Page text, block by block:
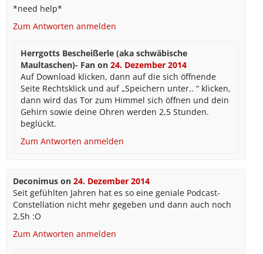
*need help*
Zum Antworten anmelden
Herrgotts Bescheißerle (aka schwäbische
Maultaschen)- Fan on24. Dezember 2014
Auf Download klicken, dann auf die sich öffnende
Seite Rechtsklick und auf „Speichern unter.. “ klicken,
dann wird das Tor zum Himmel sich öffnen und dein
Gehirn sowie deine Ohren werden 2,5 Stunden.
beglückt.
Zum Antworten anmelden
Deconimuson 24. Dezember 2014
Seit gefühlten Jahren hat es so eine geniale Podcast-
Constellation nicht mehr gegeben und dann auch noch
2,5h :O
Zum Antworten anmelden